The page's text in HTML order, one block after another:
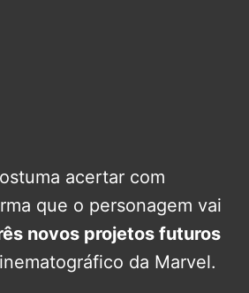
acertar com
que o personagem vai
novos projetos futuros
da Marvel.